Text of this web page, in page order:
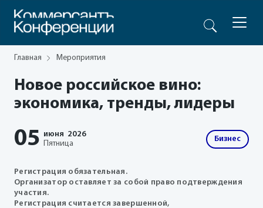
Главная Мероприятия
Новое российское вино:
экономика, тренды, лидеры
05 июня 2026
Пятница
Бизнес
Регистрация обязательная.
Организатор оставляет за собой право подтверждения
участия.
Регистрация считается завершенной,